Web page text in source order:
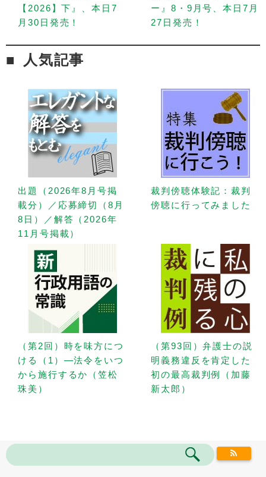
【2026】下』、本日7
月30日発売！
ー』8・9月号、本日7月
27日発売！
人気記事
出題（2026年8月号掲
載分）／応募締切（8月
8日）／解答（2026年
11月号掲載）
裁判傍聴体験記：裁判
傍聴に行ってみました
（第2回）時を味方につ
ける（1）—法令をいつ
から施行するか（笠松
珠美）
（第93回）弁護士の説
明義務違反を肯定した
初の最高裁判例（加藤
新太郎）